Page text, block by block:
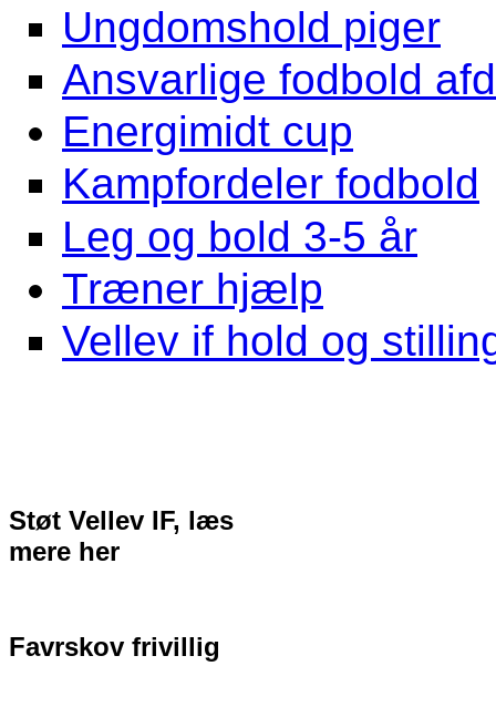
Ungdomshold piger
Ansvarlige fodbold
Energimidt cup
Kampfordeler fodbold
Leg og bold 3-5 år
Træner hjælp
Vellev if hold og
Støt Vellev IF, læs
mere her
Favrskov frivillig